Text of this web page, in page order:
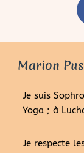
Marion
Je suis
Yoga ; à
Je respecte